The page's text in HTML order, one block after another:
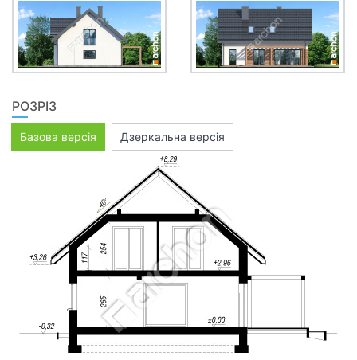
РОЗРІЗ
Базова версія Дзеркальна версія